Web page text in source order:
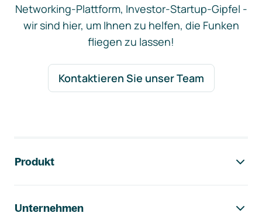
Networking-Plattform, Investor-Startup-Gipfel -
wir sind hier, um Ihnen zu helfen, die Funken
fliegen zu lassen!
Kontaktieren Sie unser Team
Produkt
Unternehmen